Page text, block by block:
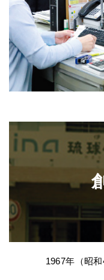
1967年（昭